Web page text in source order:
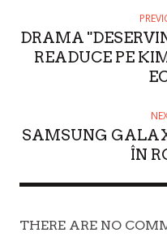
R
DRAMA
READUCE PE
SAMSUNG
ÎN
THERE ARE NO